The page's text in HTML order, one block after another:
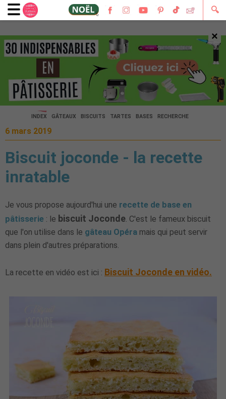
🔍
×
🔍
INDEX GÂTEAUX BISCUITS TARTES BASES RECHERCHE
6 mars 2019
Biscuit joconde - la recette
inratable
Je vous propose aujourd'hui une recette de base en
pâtisserie : le biscuit Joconde . C'est le fameux biscuit
que l'on utilise dans le gâteau Opéra mais qui peut servir
dans plein d'autres préparations.
La recette en vidéo est ici : Biscuit Joconde en vidéo.